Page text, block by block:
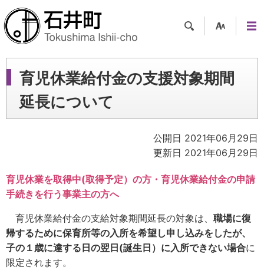
ツー
ル
ュー
育児休業給付金の支援対象期間
延長について
公開日 2021年06月29日
更新日 2021年06月29日
育児休業を取得中(取得予定）の方・育児休業給付金の申請
手続きを行う事業主の方へ
育児休業給付金の支給対象期間延長の対象は、 職場に復
帰するために保育所等の入所を希望し申し込みをしたが、
子の１歳に達する日の翌日(誕生日）に入所できない場合に
限定されます。